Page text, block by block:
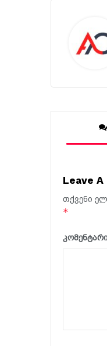
Leave A
თქვენი
*